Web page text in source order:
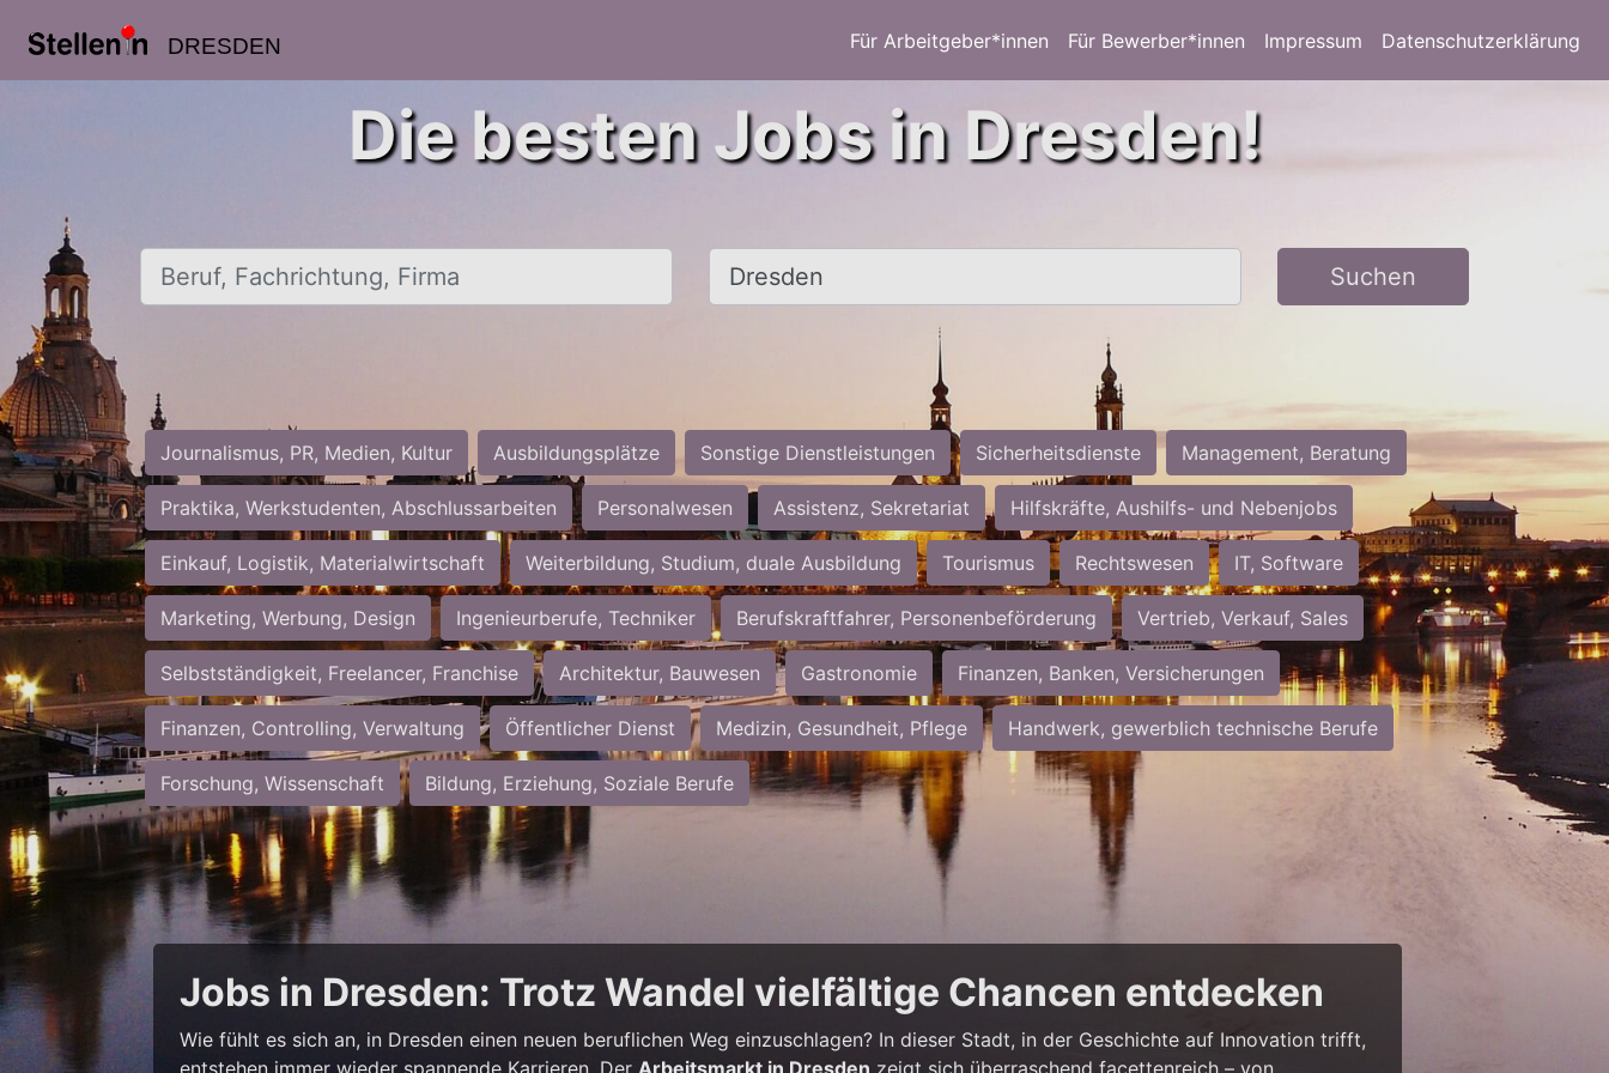
DRESDEN Für Arbeitgeber*innen Für Bewerber*innen Impressum Datenschutzerklärung
Die besten Jobs in Dresden!
Beruf, Fachrichtung, Firma Ort, Stadt Suchen
Journalismus, PR, Medien, Kultur Ausbildungsplätze Sonstige Dienstleistungen Sicherheitsdienste Management, Beratung
Praktika, Werkstudenten, Abschlussarbeiten Personalwesen Assistenz, Sekretariat Hilfskräfte, Aushilfs- und Nebenjobs
Einkauf, Logistik, Materialwirtschaft Weiterbildung, Studium, duale Ausbildung Tourismus Rechtswesen IT, Software
Marketing, Werbung, Design Ingenieurberufe, Techniker Berufskraftfahrer, Personenbeförderung Vertrieb, Verkauf, Sales
Selbstständigkeit, Freelancer, Franchise Architektur, Bauwesen Gastronomie Finanzen, Banken, Versicherungen
Finanzen, Controlling, Verwaltung Öffentlicher Dienst Medizin, Gesundheit, Pflege Handwerk, gewerblich technische Berufe
Forschung, Wissenschaft Bildung, Erziehung, Soziale Berufe
Jobs in Dresden: Trotz Wandel vielfältige Chancen entdecken
Wie fühlt es sich an, in Dresden einen neuen beruflichen Weg einzuschlagen? In dieser Stadt, in der Geschichte auf Innovation trifft,